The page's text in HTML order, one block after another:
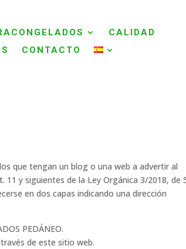
CALIDAD
CONTACTO
que tengan un blog o una web a advertir al
y siguientes de la Ley Orgánica 3/2018, de
en dos capas indicando una dirección
PEDÁNEO.
de este sitio web.